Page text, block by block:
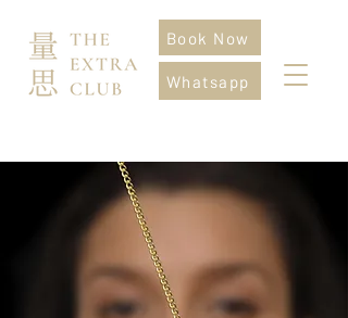
Book Now
Whatsapp